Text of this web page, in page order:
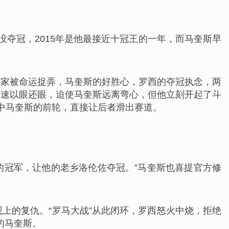
夺冠，2015年是他最接近十冠王的一年，而马奎斯早
被命运捉弄，马奎斯的好胜心，罗西的夺冠执念，两
以眼还眼，迫使马奎斯远离弯心，但他立刻开起了斗
奎斯的前轮，直接让后者滑出赛道。
军，让他的老乡洛伦佐夺冠。”马奎斯也喜提官方修
的复仇。“罗马大战”从此闭环，罗西怒火中烧，拒绝
奎斯。